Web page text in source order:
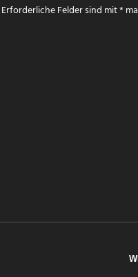
Erforderliche Felder sind mit*